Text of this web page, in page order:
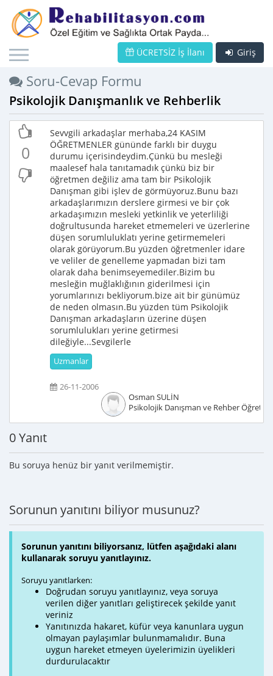
Giriş
ÜCRETSİZ İş İlanı
Soru-Cevap Formu
Psikolojik Danışmanlık ve Rehberlik
0
Sevvgili arkadaşlar merhaba,24 KASIM
ÖĞRETMENLER gününde farklı bir duygu
durumu içerisindeydim.Çünkü bu mesleği
maalesef hala tanıtamadık çünkü biz bir
öğretmen değiliz ama tam bir Psikolojik
Danışman gibi işlev de görmüyoruz.Bunu bazı
arkadaşlarımızın derslere girmesi ve bir çok
arkadaşımızın mesleki yetkinlik ve yeterliliği
doğrultusunda hareket etmemeleri ve üzerlerine
düşen sorumluluklatı yerine getirmemeleri
olarak görüyorum.Bu yüzden öğretmenler idare
ve veliler de genelleme yapmadan bizi tam
olarak daha benimseyemediler.Bizim bu
mesleğin muğlaklığının giderilmesi için
yorumlarınızı bekliyorum.bize ait bir günümüz
de neden olmasın.Bu yüzden tüm Psikolojik
Danışman arkadaşların üzerine düşen
sorumlulukları yerine getirmesi
dileğiyle...Sevgilerle
Uzmanlar
26-11-2006
Osman SULİN
Psikolojik Danışman ve Rehber
0 Yanıt
Bu soruya henüz bir yanıt verilmemiştir.
Sorunun yanıtını biliyor musunuz?
Sorunun yanıtını biliyorsanız, lütfen aşağıdaki alanı
kullanarak soruyu yanıtlayınız.
Soruyu yanıtlarken:
Doğrudan soruyu yanıtlayınız, veya soruya
verilen diğer yanıtları geliştirecek şekilde yanıt
veriniz
Yanıtınızda hakaret, küfür veya kanunlara uygun
olmayan paylaşımlar bulunmamalıdır. Buna
uygun hareket etmeyen üyelerimizin üyelikleri
durdurulacaktır